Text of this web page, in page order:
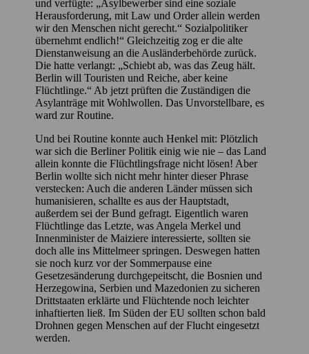
und verfügte: „Asylbewerber sind eine soziale
Herausforderung, mit Law und Order allein werden
wir den Menschen nicht gerecht.“ Sozialpolitiker
übernehmt endlich!“ Gleichzeitig zog er die alte
Dienstanweisung an die Ausländerbehörde zurück.
Die hatte verlangt: „Schiebt ab, was das Zeug hält.
Berlin will Touristen und Reiche, aber keine
Flüchtlinge.“ Ab jetzt prüften die Zuständigen die
Asylanträge mit Wohlwollen. Das Unvorstellbare, es
ward zur Routine.
Und bei Routine konnte auch Henkel mit: Plötzlich
war sich die Berliner Politik einig wie nie – das Land
allein konnte die Flüchtlingsfrage nicht lösen! Aber
Berlin wollte sich nicht mehr hinter dieser Phrase
verstecken: Auch die anderen Länder müssen sich
humanisieren, schallte es aus der Hauptstadt,
außerdem sei der Bund gefragt. Eigentlich waren
Flüchtlinge das Letzte, was Angela Merkel und
Innenminister de Maiziere interessierte, sollten sie
doch alle ins Mittelmeer springen. Deswegen hatten
sie noch kurz vor der Sommerpause eine
Gesetzesänderung durchgepeitscht, die Bosnien und
Herzegowina, Serbien und Mazedonien zu sicheren
Drittstaaten erklärte und Flüchtende noch leichter
inhaftierten ließ. Im Süden der EU sollten schon bald
Drohnen gegen Menschen auf der Flucht eingesetzt
werden.